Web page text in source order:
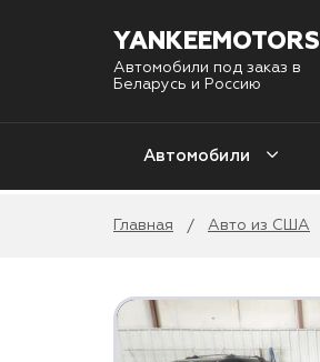
YANKEEMOTORS
Автомобили под заказ в
Беларусь и Россию
Автомобили
Авто из Кореи
Главная / Авто из США